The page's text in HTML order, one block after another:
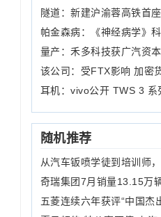
耳机：vivo公开 TWS 3 系
随机推荐
五菱连续六年获评“中国杰